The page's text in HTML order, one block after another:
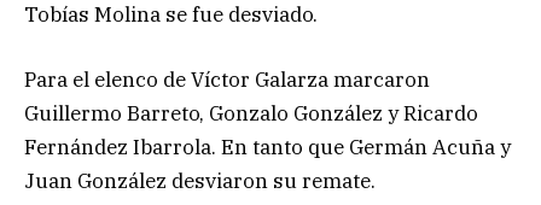
Tobías Molina se fue desviado.
Para el elenco de Víctor Galarza marcaron
Guillermo Barreto, Gonzalo González y Ricardo
Fernández Ibarrola. En tanto que Germán Acuña y
Juan González desviaron su remate.